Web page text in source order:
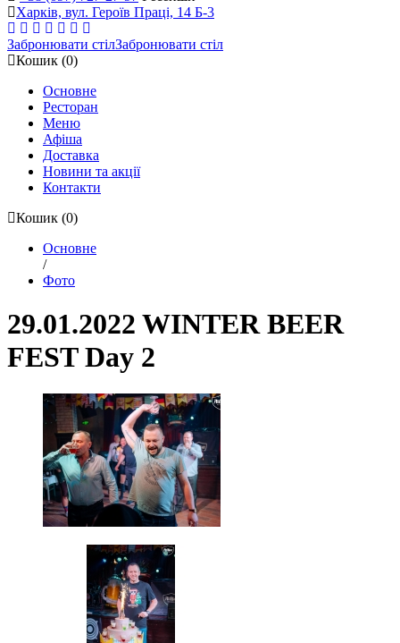
Харків, вул. Героїв Праці, 14 Б-3
Забронювати стілЗабронювати стіл
Кошик (0)
Основне
Ресторан
Меню
Афіша
Доставка
Новини та акції
Контакти
Кошик (0)
Основне
/
Фото
29.01.2022 WINTER BEER
FEST Day 2